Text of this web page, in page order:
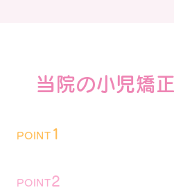
当院の小児矯
POINT 1
POINT2